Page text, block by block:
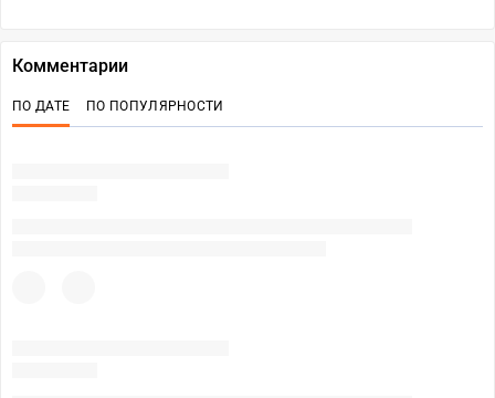
Комментарии
ПО ДАТЕ ПО ПОПУЛЯРНОСТИ